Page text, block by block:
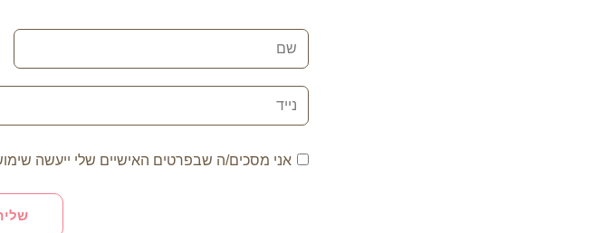
אני מסכים/ה שבפרטים האישיים שלי ייעשה